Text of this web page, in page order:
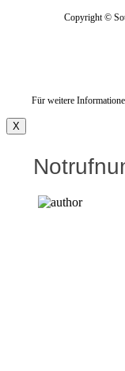
Copyright ©
Für weitere
X